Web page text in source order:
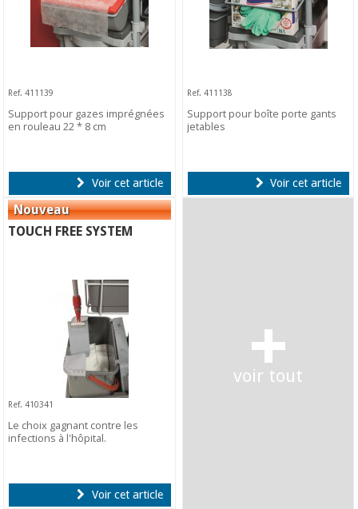
Ref. 411139
Support pour gazes imprégnées
en rouleau 22 * 8 cm
Voir cet article
Ref. 411138
Support pour boîte porte gants
jetables
Voir cet article
TOUCH FREE SYSTEM
Ref. 410341
Le choix gagnant contre les
infections à l'hôpital.
Voir cet article
+
voir tout